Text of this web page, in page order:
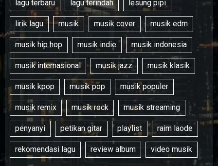
lagu terbaru lagu terindah lesung pipi
lirik lagu musik musik cover musik edm
musik hip hop musik indie musik indonesia
musik internasional musik jazz musik klasik
musik kpop musik pop musik populer
musik remix musik rock musik streaming
penyanyi petikan gitar playlist raim laode
rekomendasi lagu review album video musik